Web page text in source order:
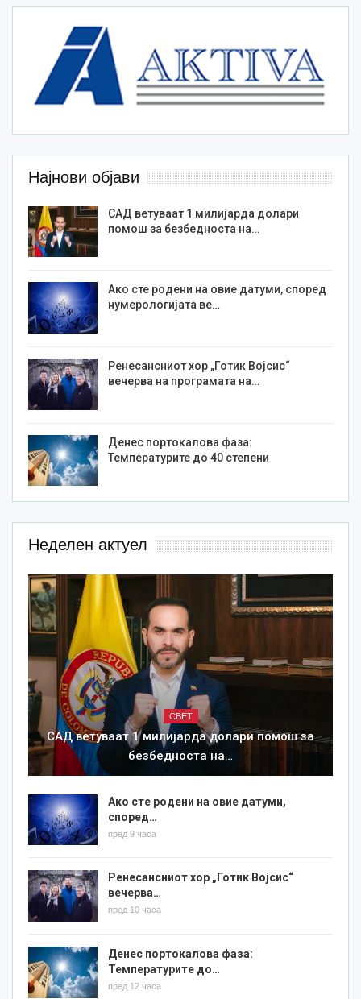
Најнови објави
САД ветуваат 1 милијарда долари
помош за безбедноста на…
Ако сте родени на овие датуми, според
нумерологијата ве…
Ренесансниот хор „Готик Војсис“
вечерва на програмата на…
Денес портокалова фаза:
Температурите до 40 степени
Неделен актуел
СВЕТ
САД ветуваат 1 милијарда долари помош за
безбедноста на…
Ако сте родени на овие датуми,
според…
пред 9 часа
Ренесансниот хор „Готик Војсис“
вечерва…
пред 10 часа
Денес портокалова фаза:
Температурите до…
пред 12 часа